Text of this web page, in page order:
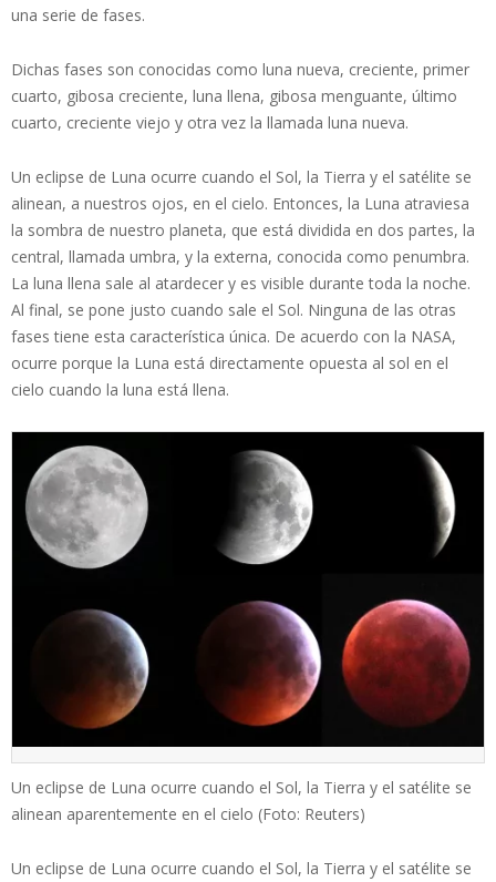
una serie de fases.
Dichas fases son conocidas como luna nueva, creciente, primer
cuarto, gibosa creciente, luna llena, gibosa menguante, último
cuarto, creciente viejo y otra vez la llamada luna nueva.
Un eclipse de Luna ocurre cuando el Sol, la Tierra y el satélite se
alinean, a nuestros ojos, en el cielo. Entonces, la Luna atraviesa
la sombra de nuestro planeta, que está dividida en dos partes, la
central, llamada umbra, y la externa, conocida como penumbra.
La luna llena sale al atardecer y es visible durante toda la noche.
Al final, se pone justo cuando sale el Sol. Ninguna de las otras
fases tiene esta característica única. De acuerdo con la NASA,
ocurre porque la Luna está directamente opuesta al sol en el
cielo cuando la luna está llena.
Un eclipse de Luna ocurre cuando el Sol, la Tierra y el satélite se
alinean aparentemente en el cielo (Foto: Reuters)
Un eclipse de Luna ocurre cuando el Sol, la Tierra y el satélite se